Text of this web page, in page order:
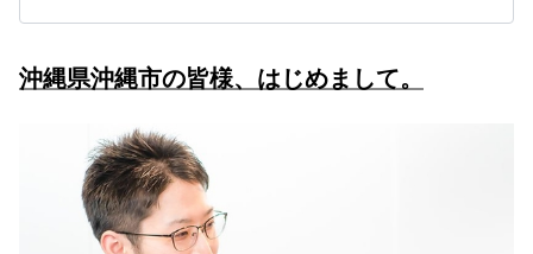
沖縄県沖縄市の皆様、はじめまして。